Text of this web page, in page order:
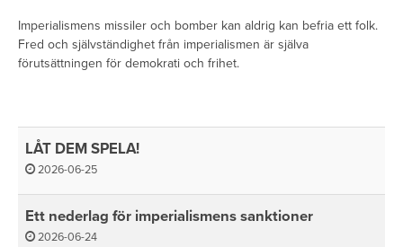
Imperialismens missiler och bomber kan aldrig kan befria ett folk.
Fred och självständighet från imperialismen är själva
förutsättningen för demokrati och frihet.
LÅT DEM SPELA!
2026-06-25
Ett nederlag för imperialismens sanktioner
2026-06-24